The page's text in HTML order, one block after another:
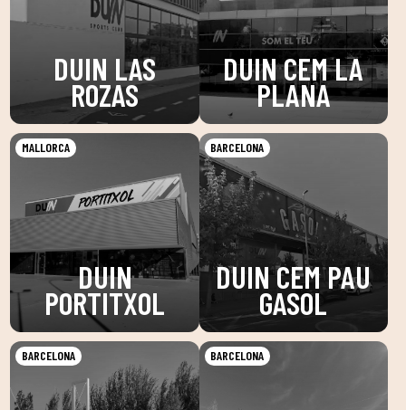
DUIN LAS
ROZAS
DUIN CEM LA
PLANA
MALLORCA
DUIN
PORTITXOL
BARCELONA
DUIN CEM PAU
GASOL
BARCELONA BARCELONA